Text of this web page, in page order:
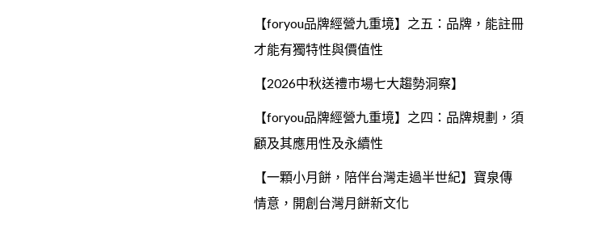
【foryou品牌經營九重境】之五：品牌，能註冊
才能有獨特性與價值性
【2026中秋送禮市場七大趨勢洞察】
【foryou品牌經營九重境】之四：品牌規劃，須
顧及其應用性及永續性
【一顆小月餅，陪伴台灣走過半世紀】寶泉傳
情意，開創台灣月餅新文化